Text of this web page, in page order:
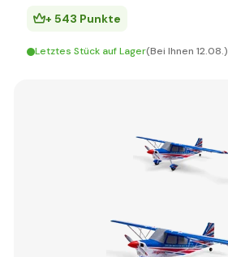
+ 543 Punkte
Letztes Stück auf Lager(Bei Ihnen 12.08.)